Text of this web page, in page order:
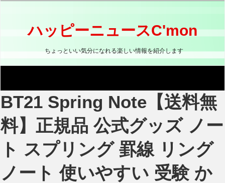
ス
ッ
プ
ハッピーニュースC'mon
ちょっといい気分になれる楽しい情報を紹介します
BT21 Spring Note【送料無
料】正規品 公式グッズ ノー
ト スプリング 罫線 リング
ノート 使いやすい 受験 か